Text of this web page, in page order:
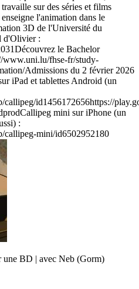
sur des séries et films
l'animation dans le
3D de l'Université du
d'Olivier :
le Bachelor
www.uni.lu/fhse-fr/study-
Admissions du 2 février 2026
iPad et tablettes Android (un
callipeg/id1456172656https://
mini sur iPhone (un
:
callipeg-mini/id6502952180
une BD | avec Neb (Gorm)